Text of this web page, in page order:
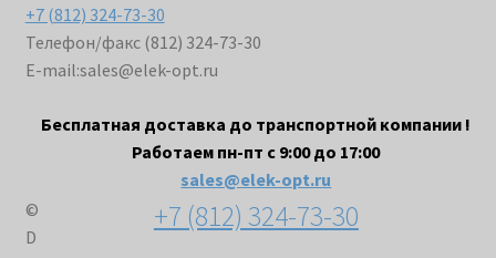
+7 (812) 324-73-30
Телефон/факс (812) 324-73-30
E-mail:sales@elek-opt.ru
Бесплатная доставка до транспортной компании !
Работаем пн-пт с 9:00 до 17:00
sales@elek-opt.ru
+7 (812) 324-73-30
©
D